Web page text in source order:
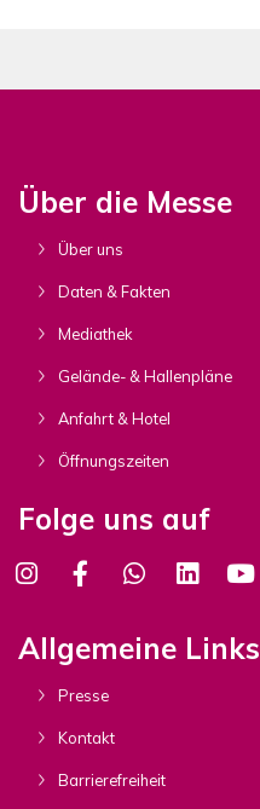
Über die Messe
Über uns
Daten & Fakten
Mediathek
Gelände- & Hallenpläne
Anfahrt & Hotel
Öffnungszeiten
Folge uns auf
Allgemeine Links
Presse
Kontakt
Barrierefreiheit